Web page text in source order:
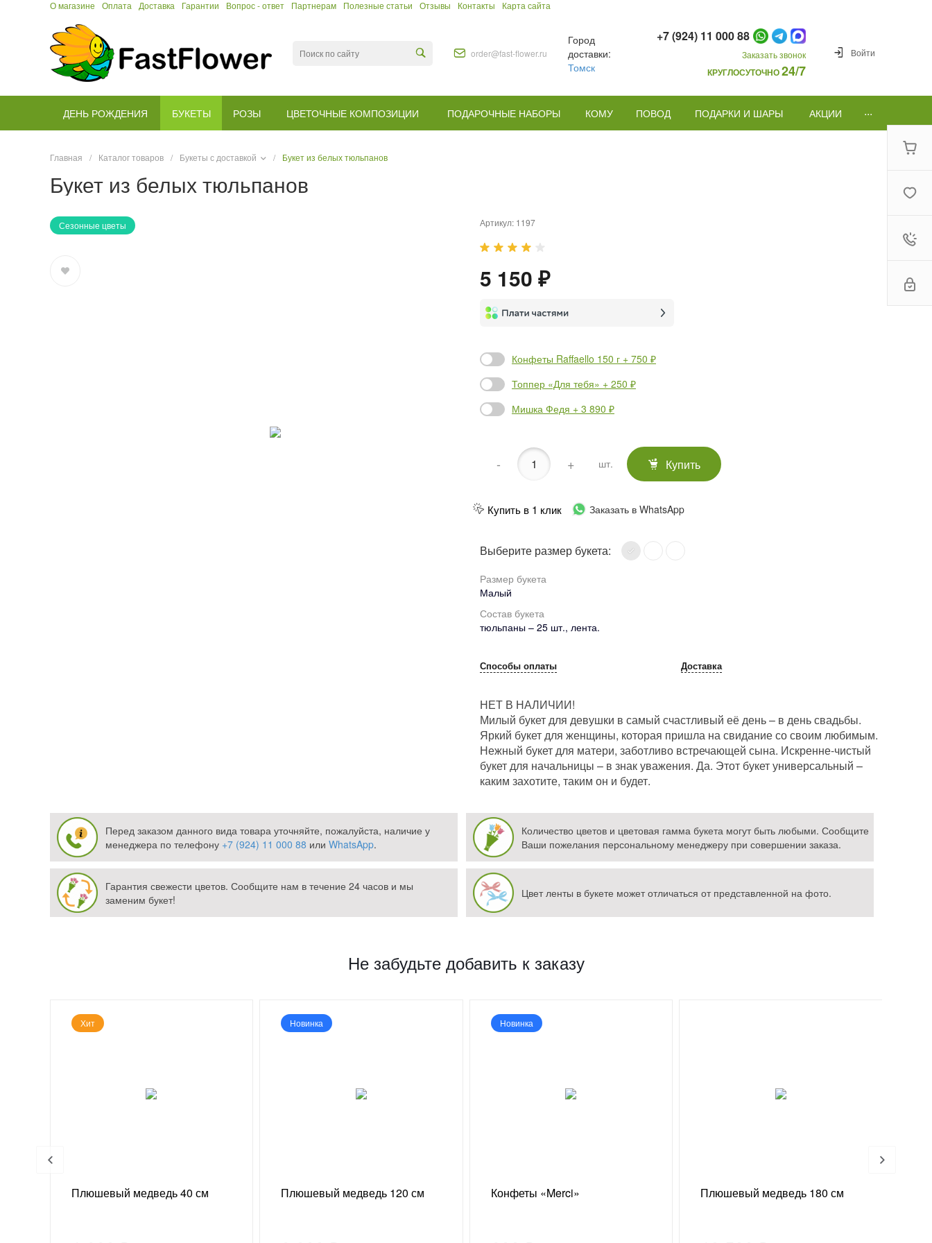
О магазине Оплата Доставка Гарантии Вопрос - ответ Партнерам Полезные статьи Отзывы Контакты Карта сайта
order@fast-flower.ru
Город
доставки:
Томск
+7 (924) 11 000 88
Заказать звонок
КРУГЛОСУТОЧНО24/7
Войти
ДЕНЬ РОЖДЕНИЯ БУКЕТЫ РОЗЫ ЦВЕТОЧНЫЕ КОМПОЗИЦИИ ПОДАРОЧНЫЕ НАБОРЫ КОМУ ПОВОД ПОДАРКИ И ШАРЫ АКЦИИ ...
Главная / Каталог товаров / Букеты с доставкой / Букет из белых тюльпанов
Букет из белых тюльпанов
Сезонные цветы Артикул: 1197
5 150 ₽
Конфеты Raffaello 150 г + 750 ₽
Топпер «Для тебя» + 250 ₽
Мишка Федя + 3 890 ₽
- + шт. Купить
Купить в 1 клик Заказать в WhatsApp
Выберите размер букета:
Размер букета
Малый
Состав букета
тюльпаны – 25 шт., лента.
Способы оплаты Доставка
НЕТ В НАЛИЧИИ!
Милый букет для девушки в самый счастливый её день – в день свадьбы.
Яркий букет для женщины, которая пришла на свидание со своим любимым.
Нежный букет для матери, заботливо встречающей сына. Искренне-чистый
букет для начальницы – в знак уважения. Да. Этот букет универсальный –
каким захотите, таким он и будет.
Перед заказом данного вида товара уточняйте, пожалуйста, наличие у
менеджера по телефону +7 (924) 11 000 88 или WhatsApp.
Количество цветов и цветовая гамма букета могут быть любыми. Сообщите
Ваши пожелания персональному менеджеру при совершении заказа.
Гарантия свежести цветов. Сообщите нам в течение 24 часов и мы
заменим букет!
Цвет ленты в букете может отличаться от представленной на фото.
Не забудьте добавить к заказу
Хит
Плюшевый медведь 40 см
Новинка
Плюшевый медведь 120 см
Новинка
Конфеты «Merci» Плюшевый медведь 180 см